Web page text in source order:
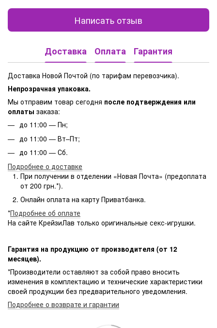
Написать отзыв
Доставка Оплата Гарантия
Доставка Новой Почтой (по тарифам перевозчика).
Непрозрачная упаковка.
Мы отправим товар сегодня после подтверждения или
оплаты заказа:
до 11:00 — Пн;
до 11:00 — Вт–Пт;
до 11:00 — Сб.
Подробнее о доставке
При получении в отделении «Новая Почта» (предоплата
от 200 грн.*).
Онлайн оплата на карту Приватбанка.
*Подробнее об оплате
На сайте КрейзиЛав только оригинальные секс-игрушки.
Гарантия на продукцию от производителя (от 12
месяцев).
*Производители оставляют за собой право вносить
изменения в комплектацию и технические характеристики
своей продукции без предварительного уведомления.
Подробнее о возврате и гарантии